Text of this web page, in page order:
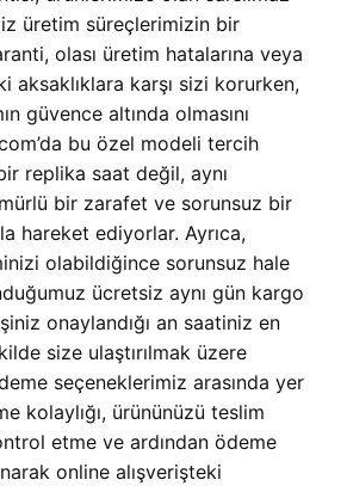
üretim süreçlerimizin bir
olası üretim hatalarına veya
aksaklıklara karşı sizi korurken,
güvence altında olmasını
bu özel modeli tercih
replika saat değil, aynı
bir zarafet ve sorunsuz bir
hareket ediyorlar. Ayrıca,
olabildiğince sorunsuz hale
ücretsiz aynı gün kargo
onaylandığı an saatiniz en
size ulaştırılmak üzere
seçeneklerimiz arasında yer
kolaylığı, ürününüzü teslim
etme ve ardından ödeme
online alışverişteki